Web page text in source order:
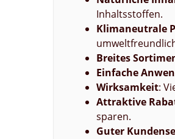
Inhaltsstoffen.
Klimaneutrale
Breites
Einfache
Wirksamkeit:
Attraktive
sparen.
Guter